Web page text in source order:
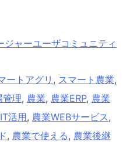
ジャーユーザコミュニティ
ートアグリ , スマート農業,
管理, 農業, 農業ERP, 農業
活用, 農業WEBサービス ,
, 農業で使える, 農業後継